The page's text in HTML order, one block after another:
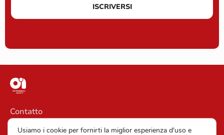
ISCRIVERSI
Contatto
Informazioni legali
Usiamo i cookie per fornirti la miglior esperienza d'uso e